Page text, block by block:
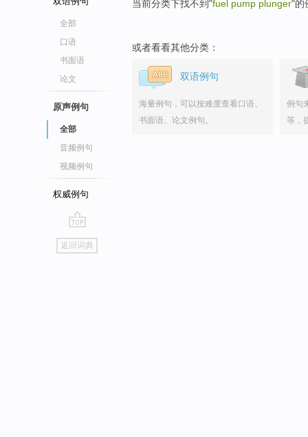
全部
口语
书面语
论文
原声例句
全部
音频例句
视频例句
权威例句
go
top
返回词典
当前分类下找不到"fuel pump plunger"的
或者看看其他分类：
双语例句
海量例句，可以按难度查看口语、
书面语、论文例句。
例句
等，